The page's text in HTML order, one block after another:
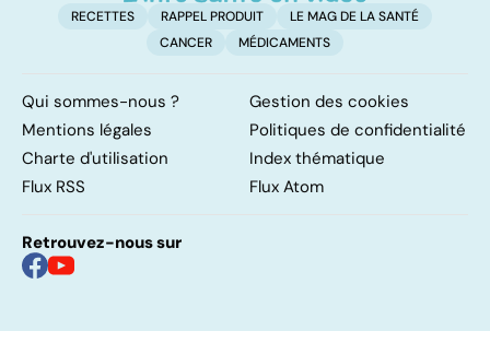
RECETTES RAPPEL PRODUIT
LE MAG DE LA SANTÉ
CANCER
MÉDICAMENTS
Qui sommes-nous ?
Gestion des cookies
Mentions légales
Politiques de confidentialité
Charte d'utilisation
Index thématique
Flux RSS
Flux Atom
Retrouvez-nous sur